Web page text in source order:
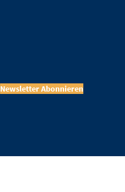
Newsletter Abonnieren